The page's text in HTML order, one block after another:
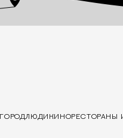
ГОРОДЛЮДИ КИНОРЕСТОРАНЫ